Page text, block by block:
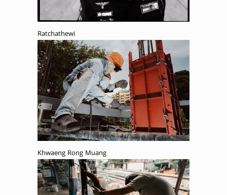
Ratchathewi
Khwaeng Rong Muang